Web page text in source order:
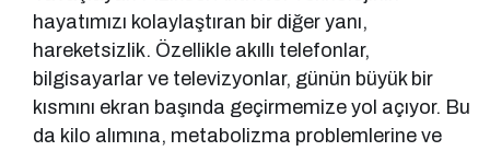
hayatımızı kolaylaştıran bir diğer yanı,
hareketsizlik. Özellikle akıllı telefonlar,
bilgisayarlar ve televizyonlar, günün büyük bir
kısmını ekran başında geçirmemize yol açıyor. Bu
da kilo alımına, metabolizma problemlerine ve